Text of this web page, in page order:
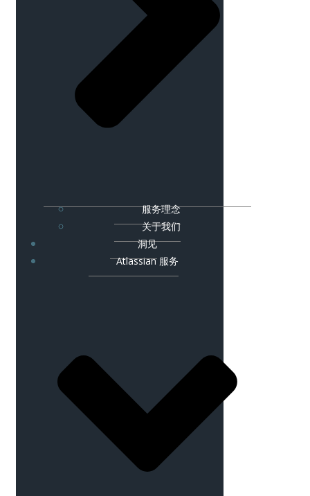
服务理念
关于我们
洞见
Atlassian 服务